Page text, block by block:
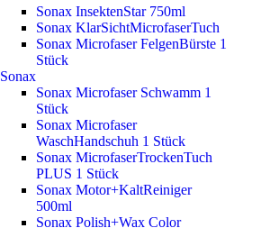
Sonax InsektenStar 750ml
Sonax KlarSichtMicrofaserTuch
Sonax Microfaser FelgenBürste 1
Stück
Sonax
Sonax Microfaser Schwamm 1
Stück
Sonax Microfaser
WaschHandschuh 1 Stück
Sonax MicrofaserTrockenTuch
PLUS 1 Stück
Sonax Motor+KaltReiniger
500ml
Sonax Polish+Wax Color